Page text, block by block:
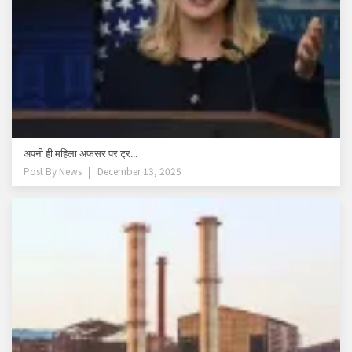
अपनी ही महिला अफसर पर ट्र...
Post By News December 13, 2025